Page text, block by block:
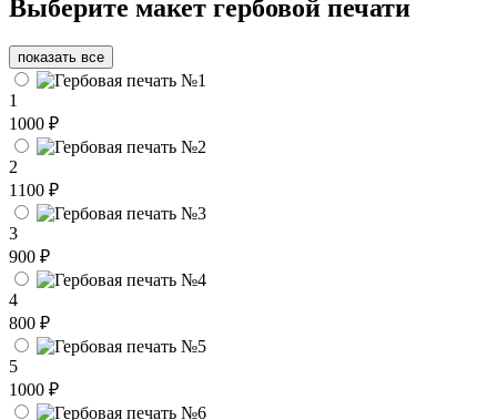
Выберите макет гербовой печати
показать все
1
1000 ₽
2
1100 ₽
3
900 ₽
4
800 ₽
5
1000 ₽